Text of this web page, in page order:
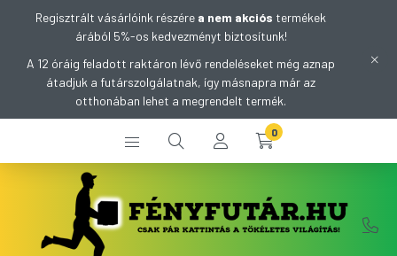
Regisztrált vásárlóink részére a nem akciós termékek
árából 5%-os kedvezményt biztosítunk!
A 12 óráig feladott raktáron lévő rendeléseket még aznap
átadjuk a futárszolgálatnak, így másnapra már az
otthonában lehet a megrendelt termék.
0